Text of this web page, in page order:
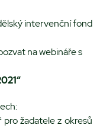
intervenční fond
na webináře s
žadatele z okresů